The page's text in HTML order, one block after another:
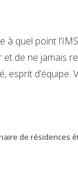
à quel point
de ne jamais
esprit
de résidences